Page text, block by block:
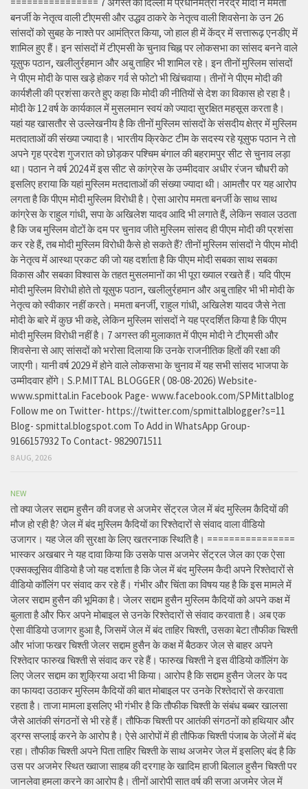
बनर्जी के नेतृत्व वाली टीएमसी और उद्धव ठाकरे के नेतृत्व वाली शिवसेना के उन 26
सांसदों को सुबह के नाश्ते पर आमंत्रित किया, जो हाल ही में केंद्र में सत्तारूढ़ एनडीए में
शामिल हुए हैं। इन सांसदों में टीएमसी के चुनाव चिह्न पर लोकसभा का सांसद बनने वाले
यूसुफ पठान, खलीलुर्रहमान और अबु ताहिर भी शामिल रहे। इन तीनों मुस्लिम सांसदों
ने पीएम मोदी के पास खड़े होकर गर्व से फोटो भी खिंचवाया। तीनों ने पीएम मोदी की
कार्यशैली की प्रशंसा करते हुए कहा कि मोदी की नीतियों से देश का विकास हो रहा है।
मोदी के 12 वर्ष के कार्यकाल में मुसलमान स्वयं को ज्यादा सुरक्षित महसूस करता है।
यहां यह खासतौर से उल्लेखनीय है कि तीनों मुस्लिम सांसदों के संसदीय क्षेत्र में मुस्लिम
मतदाताओं की संख्या ज्यादा है। भारतीय क्रिकेट टीम के सदस्य रहे यूसुफ पठान ने तो
अपने गृह प्रदेश गुजरात को छोड़कर पश्चिम बंगाल की बहरामपुर सीट से चुनाव लड़ा
था। पठान ने वर्ष 2024 में इस सीट से कांग्रेस के उम्मीदवार अधीर रंजन चौधरी को
इसलिए हराया कि यहां मुस्लिम मतदाताओं की संख्या ज्यादा थी। आमतौर पर यह आरोप
लगता है कि पीएम मोदी मुस्लिम विरोधी है। ऐसा आरोप ममता बनर्जी के साथ साथ
कांग्रेस के राहुल गांधी, सपा के अखिलेश यादव आदि भी लगाते हैं, लेकिन सवाल उठता
है कि जब मुस्लिम वोटों के दम पर चुनाव जीते मुस्लिम सांसद ही पीएम मोदी की प्रशंसा
कर रहे हैं, तब मोदी मुस्लिम विरोधी कैसे हो सकते हैं? तीनों मुस्लिम सांसदों ने पीएम मोदी
के नेतृत्व में आस्था प्रकट की जो यह दर्शाता है कि पीएम मोदी सबका साथ सबका
विकास और सबका विश्वास के तहत मुसलमानों का भी पूरा ख्याल रखते हैं। यदि पीएम
मोदी मुस्लिम विरोधी होते तो यूसुफ पठान, खलीलुर्रहमान और अबु ताहिर भी भी मोदी के
नेतृत्व को स्वीकार नहीं करते। ममता बनर्जी, राहुल गांधी, अखिलेश यादव जैसे नेता
मोदी के बारे में कुछ भी कहे, लेकिन मुस्लिम सांसदों ने यह प्रदर्शित किया है कि पीएम
मोदी मुस्लिम विरोधी नहीं है। 7 अगस्त की मुलाकात में पीएम मोदी ने टीएमसी और
शिवसेना से आए सांसदों को भरोसा दिलाया कि उनके राजनीतिक हितों की रक्षा की
जाएगी। यानी वर्ष 2029 में होने वाले लोकसभा के चुनाव में यह सभी सांसद भाजपा के
उम्मीदवार होंगे। S.P.MITTAL BLOGGER ( 08-08-2026) Website-
www.spmittal.in Facebook Page- www.facebook.com/SPMittalblog
Follow me on Twitter- https://twitter.com/spmittalblogger?s=11
Blog- spmittal.blogspot.com To Add in WhatsApp Group-
9166157932 To Contact- 9829071511
8 AUG, 2026
NEW
तो क्या जेलर सद्दाम हुसैन की वजह से अजमेर सेंट्रल जेल में बंद मुस्लिम कैदियों की
मौज हो रही है? जेल में बंद मुस्लिम कैदियों का रिश्तेदारों से संवाद वाला वीडियो
उजागर। यह जेल की सुरक्षा के लिए खतरनाक स्थिति है। ================
भास्कर अखबार ने यह दावा किया कि उसके पास अजमेर सेंट्रल जेल का एक ऐसा
एक्सक्लूसिव वीडियो है जो यह दर्शाता है कि जेल में बंद मुस्लिम कैदी अपने रिश्तेदारों से
वीडियो कॉलिंग पर संवाद कर रहे हैं। गंभीर और चिंता का विषय यह है कि इस मामले में
जेलर सद्दाम हुसैन की भूमिका है। जेलर सद्दाम हुसैन मुस्लिम कैदियों को अपने कक्ष में
बुलाता है और फिर अपने मोबाइल से उनके रिश्तेदारों से संवाद करवाता है। अब एक
ऐसा वीडियो उजागर हुआ है, जिसमें जेल में बंद ताहिर चिश्ती, उसका बेटा तौफीक चिश्ती
और भांजा फखर चिश्ती जेलर सद्दाम हुसैन के कक्ष में बैठकर जेल से बाहर अपने
रिश्तेदार फारुख चिश्ती से संवाद कर रहे हैं। फारुख चिश्ती ने इस वीडियो कॉलिंग के
लिए जेलर सद्दाम का शुक्रिया अदा भी किया। आरोप है कि सद्दाम हुसैन जेलर के पद
का फायदा उठाकर मुस्लिम कैदियों की बात मोबाइल पर उनके रिश्तेदारों से करवाता
रहता है। ताजा मामला इसलिए भी गंभीर है कि तौफीक चिश्ती के संबंध बब्बर खालसा
जैसे आतंकी संगठनों से भी रहे हैं। तौफिक चिश्ती पर आतंकी संगठनों को हथियार और
ड्रग्स सप्लाई करने के आरोप है। ऐसे आरोपों में ही तौफिक चिश्ती पंजाब के जेलों में बंद
रहा। तौफीक चिश्ती अपने पिता ताहिर चिश्ती के साथ अजमेर जेल में इसलिए बंद है कि
उस पर अजमेर स्थित ख्वाजा साहब की दरगाह के खादिम हाजी बिलाल हुसैन चिश्ती पर
जानलेवा हमला करने का आरोप है। तीनों आरोपी सात वर्ष की सजा अजमेर जेल में